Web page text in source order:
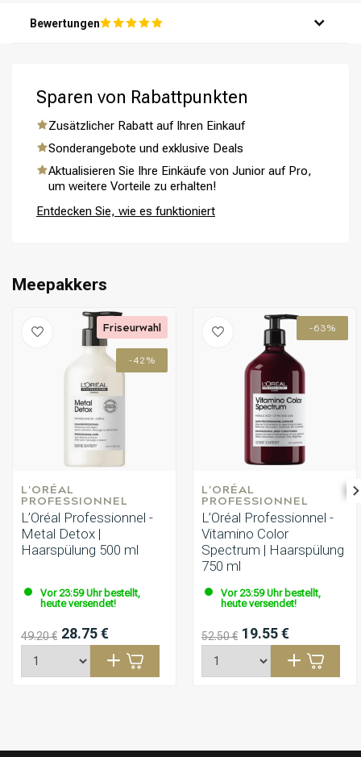
Umformung CombiDeals
Bewertungen
Sparen von Rabattpunkten
Zusätzlicher Rabatt auf Ihren Einkauf
Sonderangebote und exklusive Deals
Aktualisieren Sie Ihre Einkäufe von Junior auf Pro,
um weitere Vorteile zu erhalten!
Entdecken Sie, wie es funktioniert
Meepakkers
-42%
L'ORÉAL
PROFESSIONNEL
L’Oréal Professionnel -
Metal Detox |
Haarspülung 500 ml
Vor 23:59 Uhr bestellt,
heute versendet!
49.20 € 28.75 €
Friseurwahl -63%
L'ORÉAL
PROFESSIONNEL
L’Oréal Professionnel -
Vitamino Color
Spectrum | Haarspülung
750 ml
Vor 23:59 Uhr bestellt,
heute versendet!
52.50 € 19.55 €